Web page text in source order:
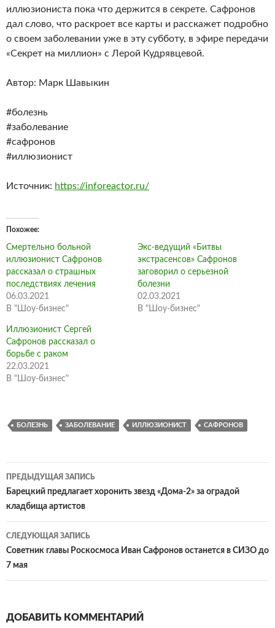
иллюзиониста пока что держится в секрете. Сафронов
дал слово, что раскроет все карты и расскажет подробно
о своем заболевании уже в эту субботу, в эфире передачи
«Секрет на миллион» с Лерой Кудрявцевой.
Автор: Марк Шавыкин
#болезнь
#заболевание
#сафронов
#иллюзионист
Источник: https://inforeactor.ru/
Похожее
Смертельно больной
иллюзионист Сафронов
рассказал о страшных
последствиях лечения
06.03.2021
В "Шоу-бизнес"
Экс-ведущий «Битвы
экстрасенсов» Сафронов
заговорил о серьезной
болезни
02.03.2021
В "Шоу-бизнес"
Иллюзионист Сергей
Сафронов рассказал о
борьбе с раком
22.03.2021
В "Шоу-бизнес"
БОЛЕЗНЬ ЗАБОЛЕВАНИЕ ИЛЛЮЗИОНИСТ САФРОНОВ
Навигация
по
записям
ПРЕДЫДУЩАЯ ЗАПИСЬ
Барецкий предлагает хоронить звезд «Дома-2» за оградой
кладбища артистов
СЛЕДУЮЩАЯ ЗАПИСЬ
Советник главы Роскосмоса Иван Сафронов останется в СИЗО до
7 мая
ДОБАВИТЬ КОММЕНТАРИЙ